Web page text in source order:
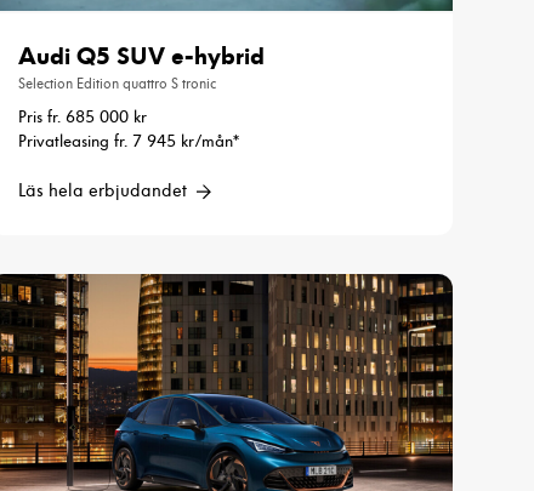
Audi Q5 SUV e-hybrid
Selection Edition quattro S tronic
Pris fr. 685 000 kr
Privatleasing fr. 7 945 kr/mån*
Läs hela erbjudandet